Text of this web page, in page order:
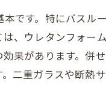
器やシャワー
の選び方
出す方法
備のメンテナンス
です。特にバスル
、ウレタンフォー
果があります。併
二重ガラスや断熱